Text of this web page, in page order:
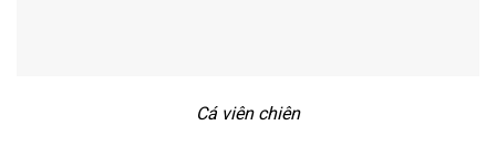
Cá viên chiên